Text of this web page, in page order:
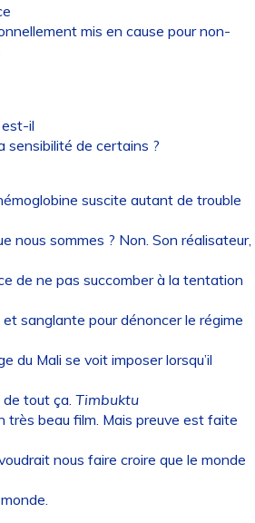
mis en cause pour non-
il
sensibilité de certains ?
suscite autant de trouble
nous sommes ? Non. Son réalisateur,
de ne pas succomber à la tentation
sanglante pour dénoncer le régime
du Mali se voit imposer lorsqu’il
tout ça. Timbuktu
très beau film. Mais preuve est faite
nous faire croire que le monde